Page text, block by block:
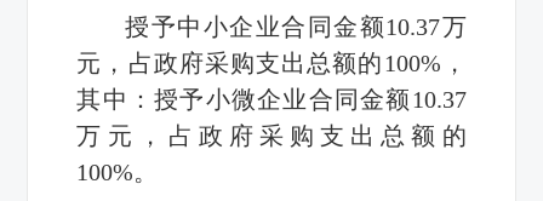
授予中小企业合同金额10.37万
元，占政府采购支出总额的100%，
其中：授予小微企业合同金额10.37
万元，占政府采购支出总额的
100%。